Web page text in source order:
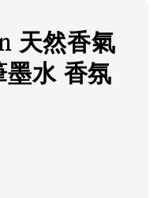
天然香氣
水 香氛